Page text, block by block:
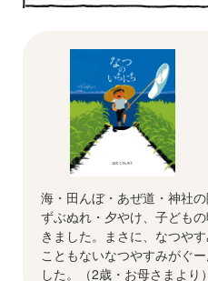
海・田んぼ・あぜ道・神社
ずぶぬれ・夕やけ、子ども
きました。まさに、なつや
こともないなつやすみがぐ
した。（2歳・お母さまより）